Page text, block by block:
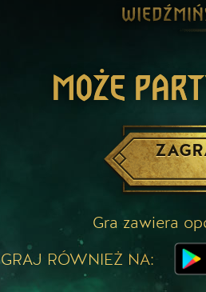
MOŻE
Gra zawiera
GRAJ RÓWNIEŻ NA: